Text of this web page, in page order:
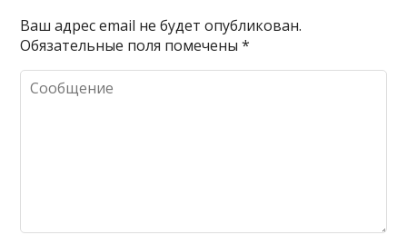
Ваш адрес email не будет опубликован.
Обязательные поля помечены*